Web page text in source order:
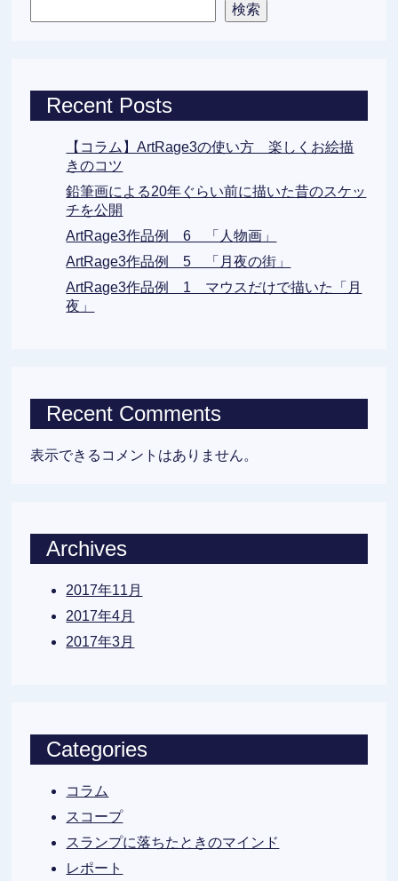
検索
Recent Posts
【コラム】ArtRage3の使い方 楽しくお絵描
きのコツ
鉛筆画による20年ぐらい前に描いた昔のスケッ
チを公開
ArtRage3作品例 6 「人物画」
ArtRage3作品例 5 「月夜の街」
ArtRage3作品例 1 マウスだけで描いた「月
夜」
Recent Comments
表示できるコメントはありません。
Archives
2017年11月
2017年4月
2017年3月
Categories
コラム
スコープ
スランプに落ちたときのマインド
レポート